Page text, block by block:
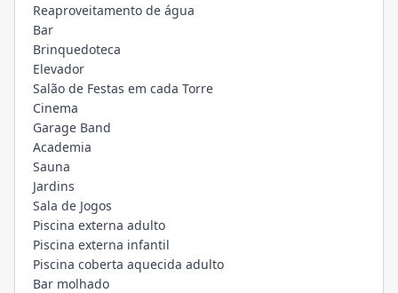
Reaproveitamento de água
Bar
Brinquedoteca
Elevador
Salão de Festas em cada Torre
Cinema
Garage Band
Academia
Sauna
Jardins
Sala de Jogos
Piscina externa adulto
Piscina externa infantil
Piscina coberta aquecida adulto
Bar molhado